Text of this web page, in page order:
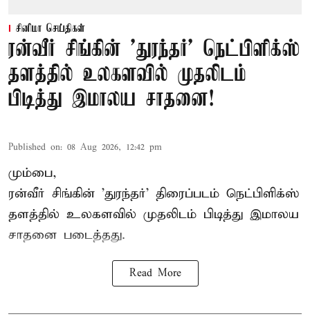
சினிமா செய்திகள்
ரன்வீர் சிங்கின் 'துரந்தர்' நெட்பிளிக்ஸ்
தளத்தில் உலகளவில் முதலிடம்
பிடித்து இமாலய சாதனை!
Published on: 08 Aug 2026, 12:42 pm
மும்பை,
ரன்வீர் சிங்கின் 'துரந்தர்' திரைப்படம் நெட்பிளிக்ஸ்
தளத்தில் உலகளவில் முதலிடம் பிடித்து இமாலய
சாதனை படைத்தது.
Read More